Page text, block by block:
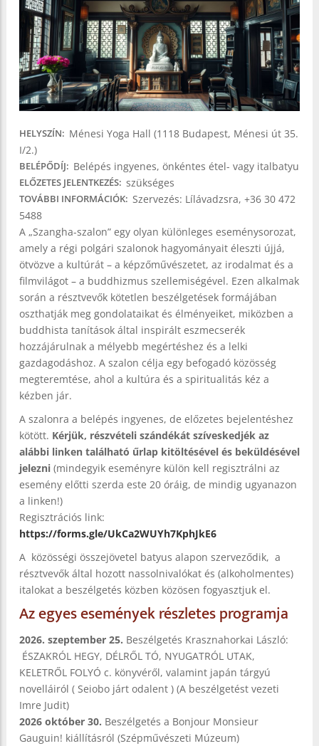
HELYSZÍN
Ménesi Yoga Hall (1118 Budapest, Ménesi út 35.
I/2.)
BELÉPŐDÍJ Belépés ingyenes, önkéntes étel- vagy italbatyu
ELŐZETES JELENTKEZÉS szükséges
TOVÁBBI INFORMÁCIÓK
Szervezés: Lílávadzsra, +36 30 472
5488
A „Szangha-szalon” egy olyan különleges eseménysorozat,
amely a régi polgári szalonok hagyományait éleszti újjá,
ötvözve a kultúrát – a képzőművészetet, az irodalmat és a
filmvilágot – a buddhizmus szellemiségével. Ezen alkalmak
során a résztvevők kötetlen beszélgetések formájában
oszthatják meg gondolataikat és élményeiket, miközben a
buddhista tanítások által inspirált eszmecserék
hozzájárulnak a mélyebb megértéshez és a lelki
gazdagodáshoz. A szalon célja egy befogadó közösség
megteremtése, ahol a kultúra és a spiritualitás kéz a
kézben jár.
A szalonra a belépés ingyenes, de előzetes bejelentéshez
kötött. Kérjük, részvételi szándékát szíveskedjék az
alábbi linken található űrlap kitöltésével és beküldésével
jelezni (mindegyik eseményre külön kell regisztrálni az
esemény előtti szerda este 20 óráig, de mindig ugyanazon
a linken!)
Regisztrációs link:
https://forms.gle/UkCa2WUYh7KphJkE6
A közösségi összejövetel batyus alapon szerveződik, a
résztvevők által hozott nassolnivalókat és (alkoholmentes)
italokat a beszélgetés közben közösen fogyasztjuk el.
Az egyes események részletes programja
2026. szeptember 25. Beszélgetés Krasznahorkai László:
ÉSZAKRÓL HEGY, DÉLRŐL TÓ, NYUGATRÓL UTAK,
KELETRŐL FOLYÓ c. könyvéről, valamint japán tárgyú
novelláiról ( Seiobo járt odalent ) (A beszélgetést vezeti
Imre Judit)
2026 október 30. Beszélgetés a Bonjour Monsieur
Gauguin! kiállításról (Szépművészeti Múzeum)